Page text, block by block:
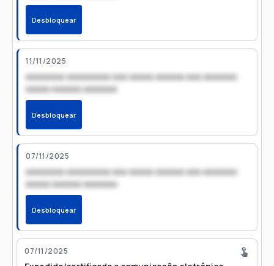
Desbloquear
11/11/2025
xxxxxxxx xxxxxxxxx xxx xxxxx xxxxxx xxx xxxxxxx
xxxxx xxxxxx xxxxxxx
Desbloquear
07/11/2025
xxxxxxxx xxxxxxxxx xxx xxxxx xxxxxx xxx xxxxxxx
xxxxx xxxxxx xxxxxxx
Desbloquear
07/11/2025